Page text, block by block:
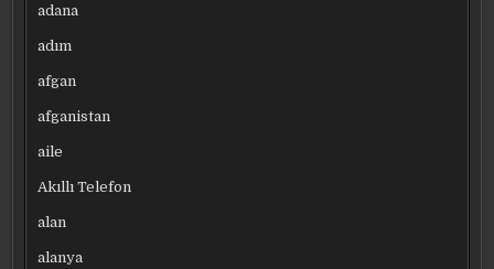
adana
adım
afgan
afganistan
aile
Akıllı Telefon
alan
alanya